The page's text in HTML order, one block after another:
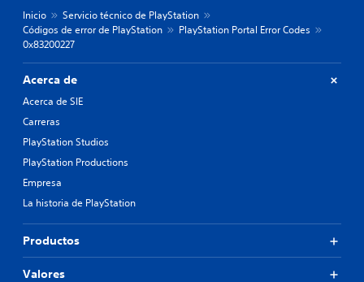
Inicio
Servicio técnico de PlayStation
Códigos de error de PlayStation
PlayStation Portal Error Codes
0x83200227
Acerca de
Acerca de SIE
Carreras
PlayStation Studios
PlayStation Productions
Empresa
La historia de PlayStation
Productos
Valores